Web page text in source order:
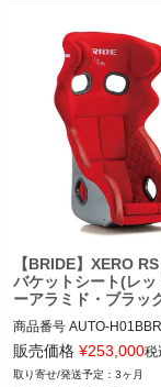
【BRIDE】XERO
バケットシート(レッ
ーアラミド・ブラッ
商品番号 AUTO-H01BBR
ブラック品番：H01BBR
販売価格 ¥253,000税
3ヶ月